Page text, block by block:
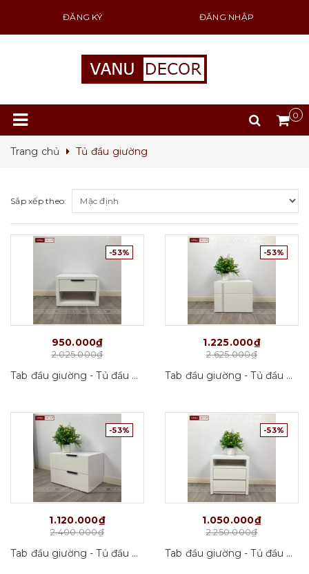
ĐĂNG KÝ ĐĂNG NHẬP
0
Trang chủ Tủ đầu giường
Sắp xếp theo:
-53%
950.000₫
2.025.000₫
Tab đầu giường - Tủ đầu giường Tab07_VD01
-53%
1.225.000₫
2.625.000₫
Tab đầu giường - Tủ đầu giường Tab05_VD01
-53%
1.120.000₫
2.400.000₫
Tab đầu giường - Tủ đầu giường Tab02_VD01
-53%
1.050.000₫
2.250.000₫
Tab đầu giường - Tủ đầu giường Tab01_VD01